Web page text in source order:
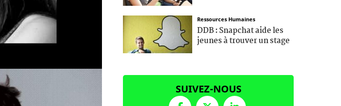
Ressources Humaines
DDB : Snapchat aide les
jeunes à trouver un stage
SUIVEZ-NOUS